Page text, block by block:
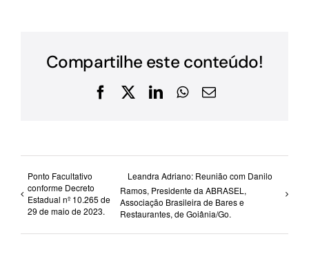
Compartilhe este conteúdo!
Facebook
X LinkedInWhatsApp
E-
Ponto Facultativo
conforme Decreto
Estadual nº 10.265 de
29 de maio de 2023.
Leandra Adriano: Reunião com Danilo
Ramos, Presidente da ABRASEL,
Associação Brasileira de Bares e
Restaurantes, de Goiânia/Go.